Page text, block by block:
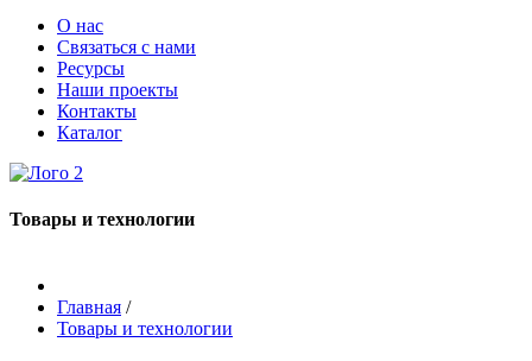
О нас
Связаться с нами
Ресурсы
Наши проекты
Контакты
Каталог
Товары и технологии
Главная /
Товары и технологии